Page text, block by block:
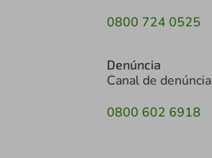
0800 724 0525
Denúncia
Canal de denúncia
0800 602 6918